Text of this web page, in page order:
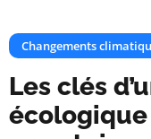
Changements
Les clés